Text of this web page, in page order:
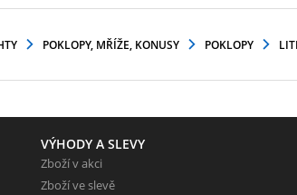
POKLOPY, MŘÍŽE, KONUSY POKLOPY
VÝHODY A SLEVY
Zboží v akci
Zboží ve slevě